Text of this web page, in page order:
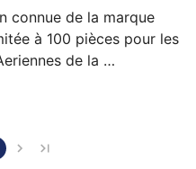
ou encore sa précision.
connue de la marque
à 100 pièces pour les
de la